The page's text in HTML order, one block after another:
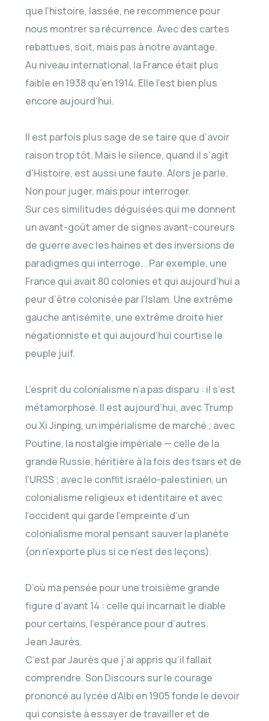
que l’histoire, lassée, ne recommence pour
nous montrer sa récurrence. Avec des cartes
rebattues, soit, mais pas à notre avantage.
Au niveau international, la France était plus
faible en 1938 qu’en 1914. Elle l’est bien plus
encore aujourd’hui.
Il est parfois plus sage de se taire que d’avoir
raison trop tôt. Mais le silence, quand il s’agit
d’Histoire, est aussi une faute. Alors je parle.
Non pour juger, mais pour interroger.
Sur ces similitudes déguisées qui me donnent
un avant-goût amer de signes avant-coureurs
de guerre avec les haines et des inversions de
paradigmes qui interroge. . Par exemple, une
France qui avait 80 colonies et qui aujourd’hui a
peur d’être colonisée par l’Islam. Une extrême
gauche antisémite, une extrême droite hier
négationniste et qui aujourd’hui courtise le
peuple juif.
L’esprit du colonialisme n’a pas disparu : il s’est
métamorphosé. Il est aujourd’hui, avec Trump
ou Xi Jinping, un impérialisme de marché ; avec
Poutine, la nostalgie impériale — celle de la
grande Russie, héritière à la fois des tsars et de
l’URSS ; avec le conflit israélo-palestinien, un
colonialisme religieux et identitaire et avec
l’occident qui garde l’empreinte d’un
colonialisme moral pensant sauver la planète
(on n’exporte plus si ce n’est des leçons).
D’où ma pensée pour une troisième grande
figure d’avant 14 : celle qui incarnait le diable
pour certains, l’espérance pour d’autres.
Jean Jaurès.
C’est par Jaurès que j’ai appris qu’il fallait
comprendre. Son Discours sur le courage
prononcé au lycée d’Albi en 1905 fonde le devoir
qui consiste à essayer de travailler et de